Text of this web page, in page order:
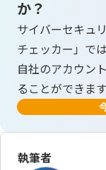
か？
サイバーセキュ
チェッカー」で
自社のアカウン
ることができます
執筆者